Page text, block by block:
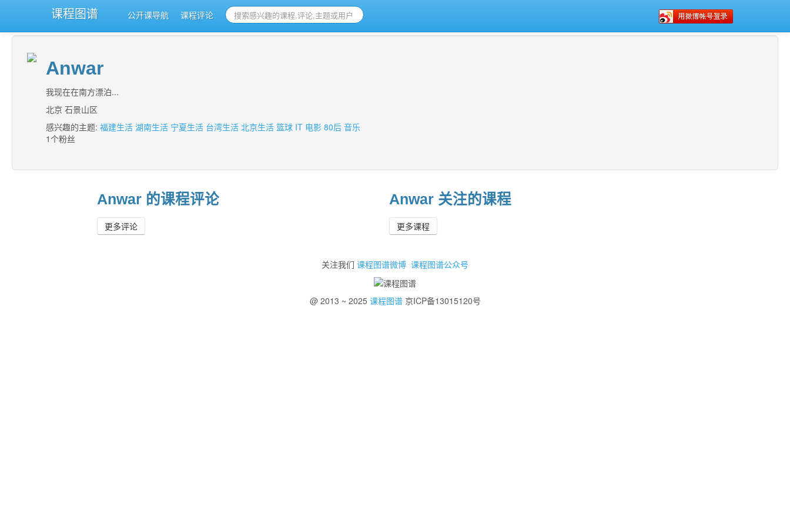
课程图谱 公开课导航 课程评论
Anwar
我现在在南方漂泊...
北京 石景山区
感兴趣的主题: 福建生活 湖南生活 宁夏生活 台湾生活 北京生活 篮球 IT 电影 80后 音乐
1个粉丝
Anwar 的课程评论
更多评论
Anwar 关注的课程
更多课程
关注我们 课程图谱微博 课程图谱公众号
@ 2013 ~ 2025 课程图谱京ICP备13015120号